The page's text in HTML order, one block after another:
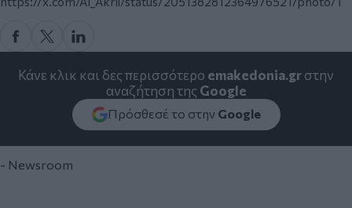
Κάνε κλικ και δες περισσότερο emakedonia.grστην
αναζήτηση της Google
Πρόσθεσέ το στην Google
- Newsroom